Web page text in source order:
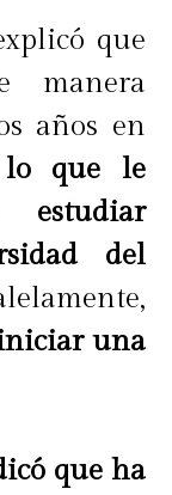
25 al
Estación
S/N,
de 10 a
que
manera
años en
lo que le
del
una
que ha